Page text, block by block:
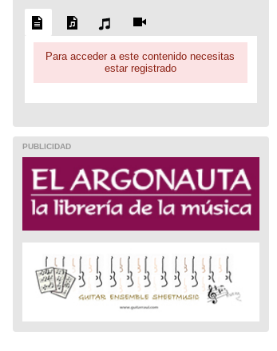
Para acceder a este contenido necesitas
estar registrado
PUBLICIDAD